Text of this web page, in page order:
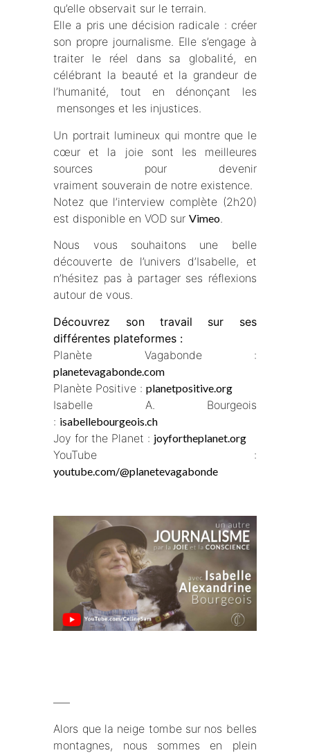
qu’elle observait sur le terrain.
Elle a pris une décision radicale : créer
son propre journalisme. Elle s’engage à
traiter le réel dans sa globalité, en
célébrant la beauté et la grandeur de
l’humanité, tout en dénonçant les
mensonges et les injustices.
Un portrait lumineux qui montre que le
cœur et la joie sont les meilleures
sources pour devenir
vraiment souverain de notre existence.
Notez que l’interview complète (2h20)
est disponible en VOD surVimeo
Nous vous souhaitons une belle
découverte de l’univers d’Isabelle, et
n’hésitez pas à partager ses réflexions
autour de vous.
Découvrez son travail sur ses
différentes plateformes :
Planète Vagabonde :
planetevagabonde.com
Planète Positive :planetpositive.org
Isabelle A. Bourgeois
: isabellebourgeois.ch
Joy for the Planet : joyfortheplanet.org
YouTube :
youtube.com/@planetevagabonde
—–
Alors que la neige tombe sur nos belles
montagnes, nous sommes en plein